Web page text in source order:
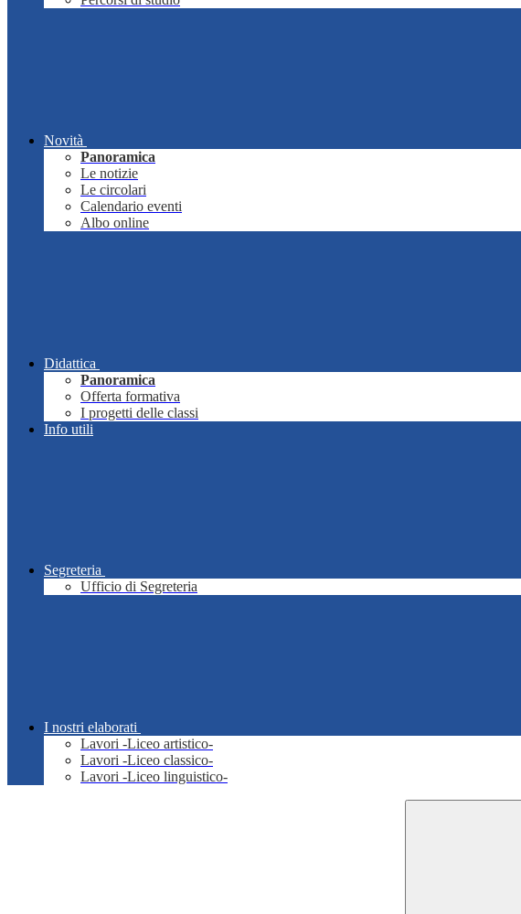
Novità
Panoramica
Le notizie
Le circolari
Calendario eventi
Albo online
Didattica
Panoramica
Offerta formativa
I progetti delle classi
Info utili
Segreteria
Ufficio di Segreteria
I nostri elaborati
Lavori -Liceo artistico-
Lavori -Liceo classico-
Lavori -Liceo linguistico-